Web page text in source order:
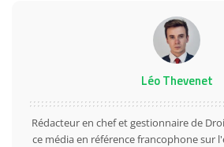
Léo Thevenet
Rédacteur en chef et gestionnaire de
ce média en référence francophone sur